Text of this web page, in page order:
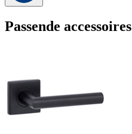
Passende accessoires